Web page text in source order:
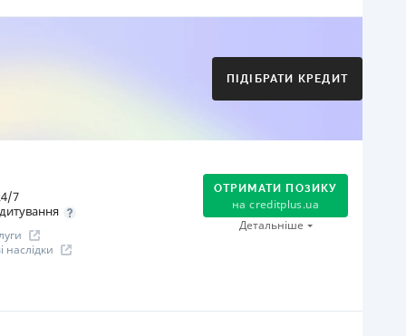
Через термінали самообслуговування
переоформлена 21.03.2024 р.
ПІДІБРАТИ КРЕДИТ
7
ОТРИМАТИ ПОЗИКУ
на creditplus.ua
Детальніше